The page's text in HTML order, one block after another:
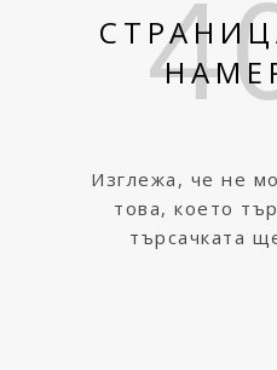
Изглежа, че не
това, което
търсачката